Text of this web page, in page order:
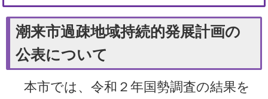
潮来市過疎地域持続的発展計画の
公表について
本市では、令和２年国勢調査の結果を